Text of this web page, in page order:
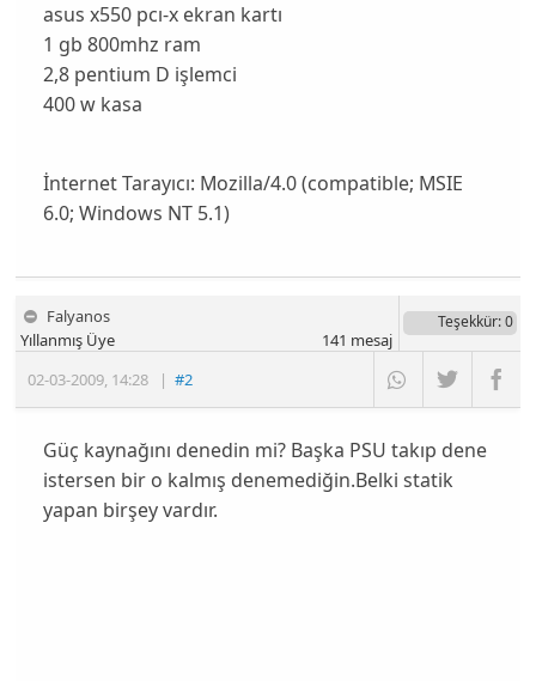
asus x550 pcı-x ekran kartı
1 gb 800mhz ram
2,8 pentium D işlemci
400 w kasa
İnternet Tarayıcı: Mozilla/4.0 (compatible; MSIE
6.0; Windows NT 5.1)
Falyanos
02-03-2009, 14:28 |#2
Yıllanmış Üye
Teşekkür: 0
141 mesaj
Güç kaynağını denedin mi? Başka PSU takıp dene
istersen bir o kalmış denemediğin.Belki statik
yapan birşey vardır.